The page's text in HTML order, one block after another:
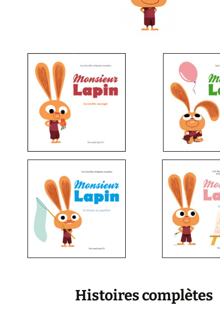
Histoires complètes